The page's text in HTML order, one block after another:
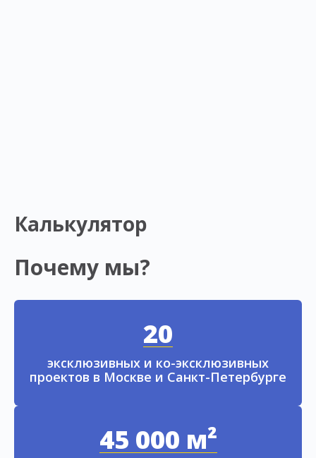
Калькулятор
Почему мы?
20
эксклюзивных и ко-эксклюзивных
проектов в Москве и Санкт-Петербурге
45 000 м²